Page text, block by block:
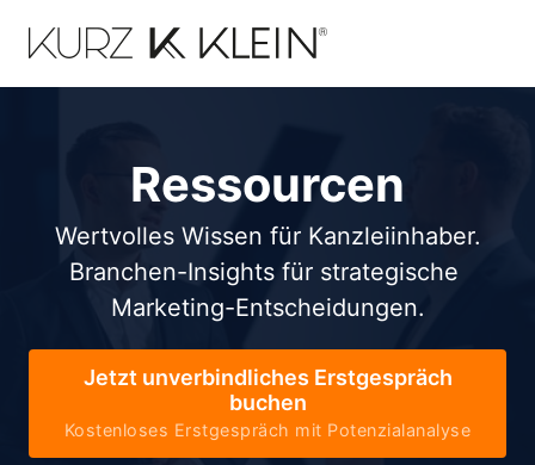
Ressourcen
Wertvolles Wissen für Kanzleiinhaber.
Branchen-Insights für strategische
Marketing-Entscheidungen.
Jetzt unverbindliches Erstgespräch
buchen
Kostenloses Erstgespräch mit Potenzialanalyse